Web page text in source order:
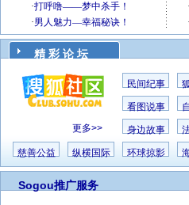
精 彩 论 坛
更多>>
民间纪事
看图说事
身边故事
慈善公益 纵横国际 环球掠影
Sogou推广服务